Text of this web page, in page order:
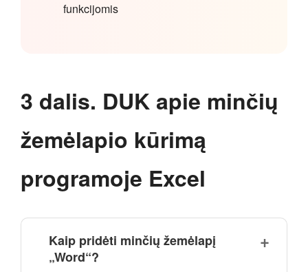
funkcijomis
3 dalis. DUK apie minčių
žemėlapio kūrimą
programoje Excel
Kaip pridėti minčių žemėlapį
„Word“?